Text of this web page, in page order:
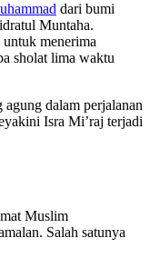
dari bumi
Muntaha.
menerima
sholat lima waktu
dalam perjalanan
Isra Mi’raj terjadi
Muslim
Salah satunya